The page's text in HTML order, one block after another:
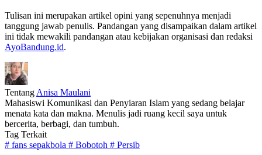
Tulisan ini merupakan artikel opini yang sepenuhnya menjadi
tanggung jawab penulis. Pandangan yang disampaikan dalam artikel
ini tidak mewakili pandangan atau kebijakan organisasi dan redaksi
AyoBandung.id.
Tentang Anisa Maulani
Mahasiswi Komunikasi dan Penyiaran Islam yang sedang belajar
menata kata dan makna. Menulis jadi ruang kecil saya untuk
bercerita, berbagi, dan tumbuh.
Tag Terkait
# fans sepakbola # Bobotoh # Persib